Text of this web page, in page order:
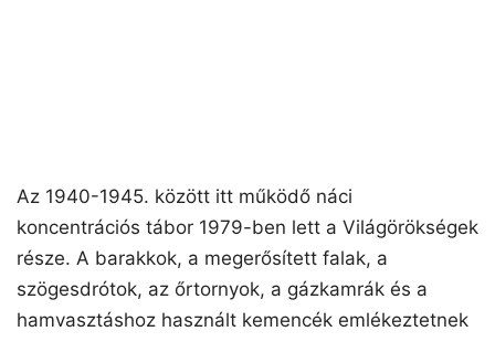
Az 1940-1945. között itt működő náci
koncentrációs tábor 1979-ben lett a Világörökségek
része. A barakkok, a megerősített falak, a
szögesdrótok, az őrtornyok, a gázkamrák és a
hamvasztáshoz használt kemencék emlékeztetnek